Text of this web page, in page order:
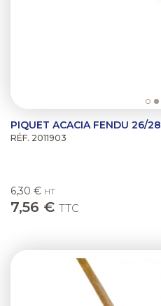
PIQUET ACACIA FENDU 26/28
RÉF. 2011903
6,30 € HT
7,56 € TTC